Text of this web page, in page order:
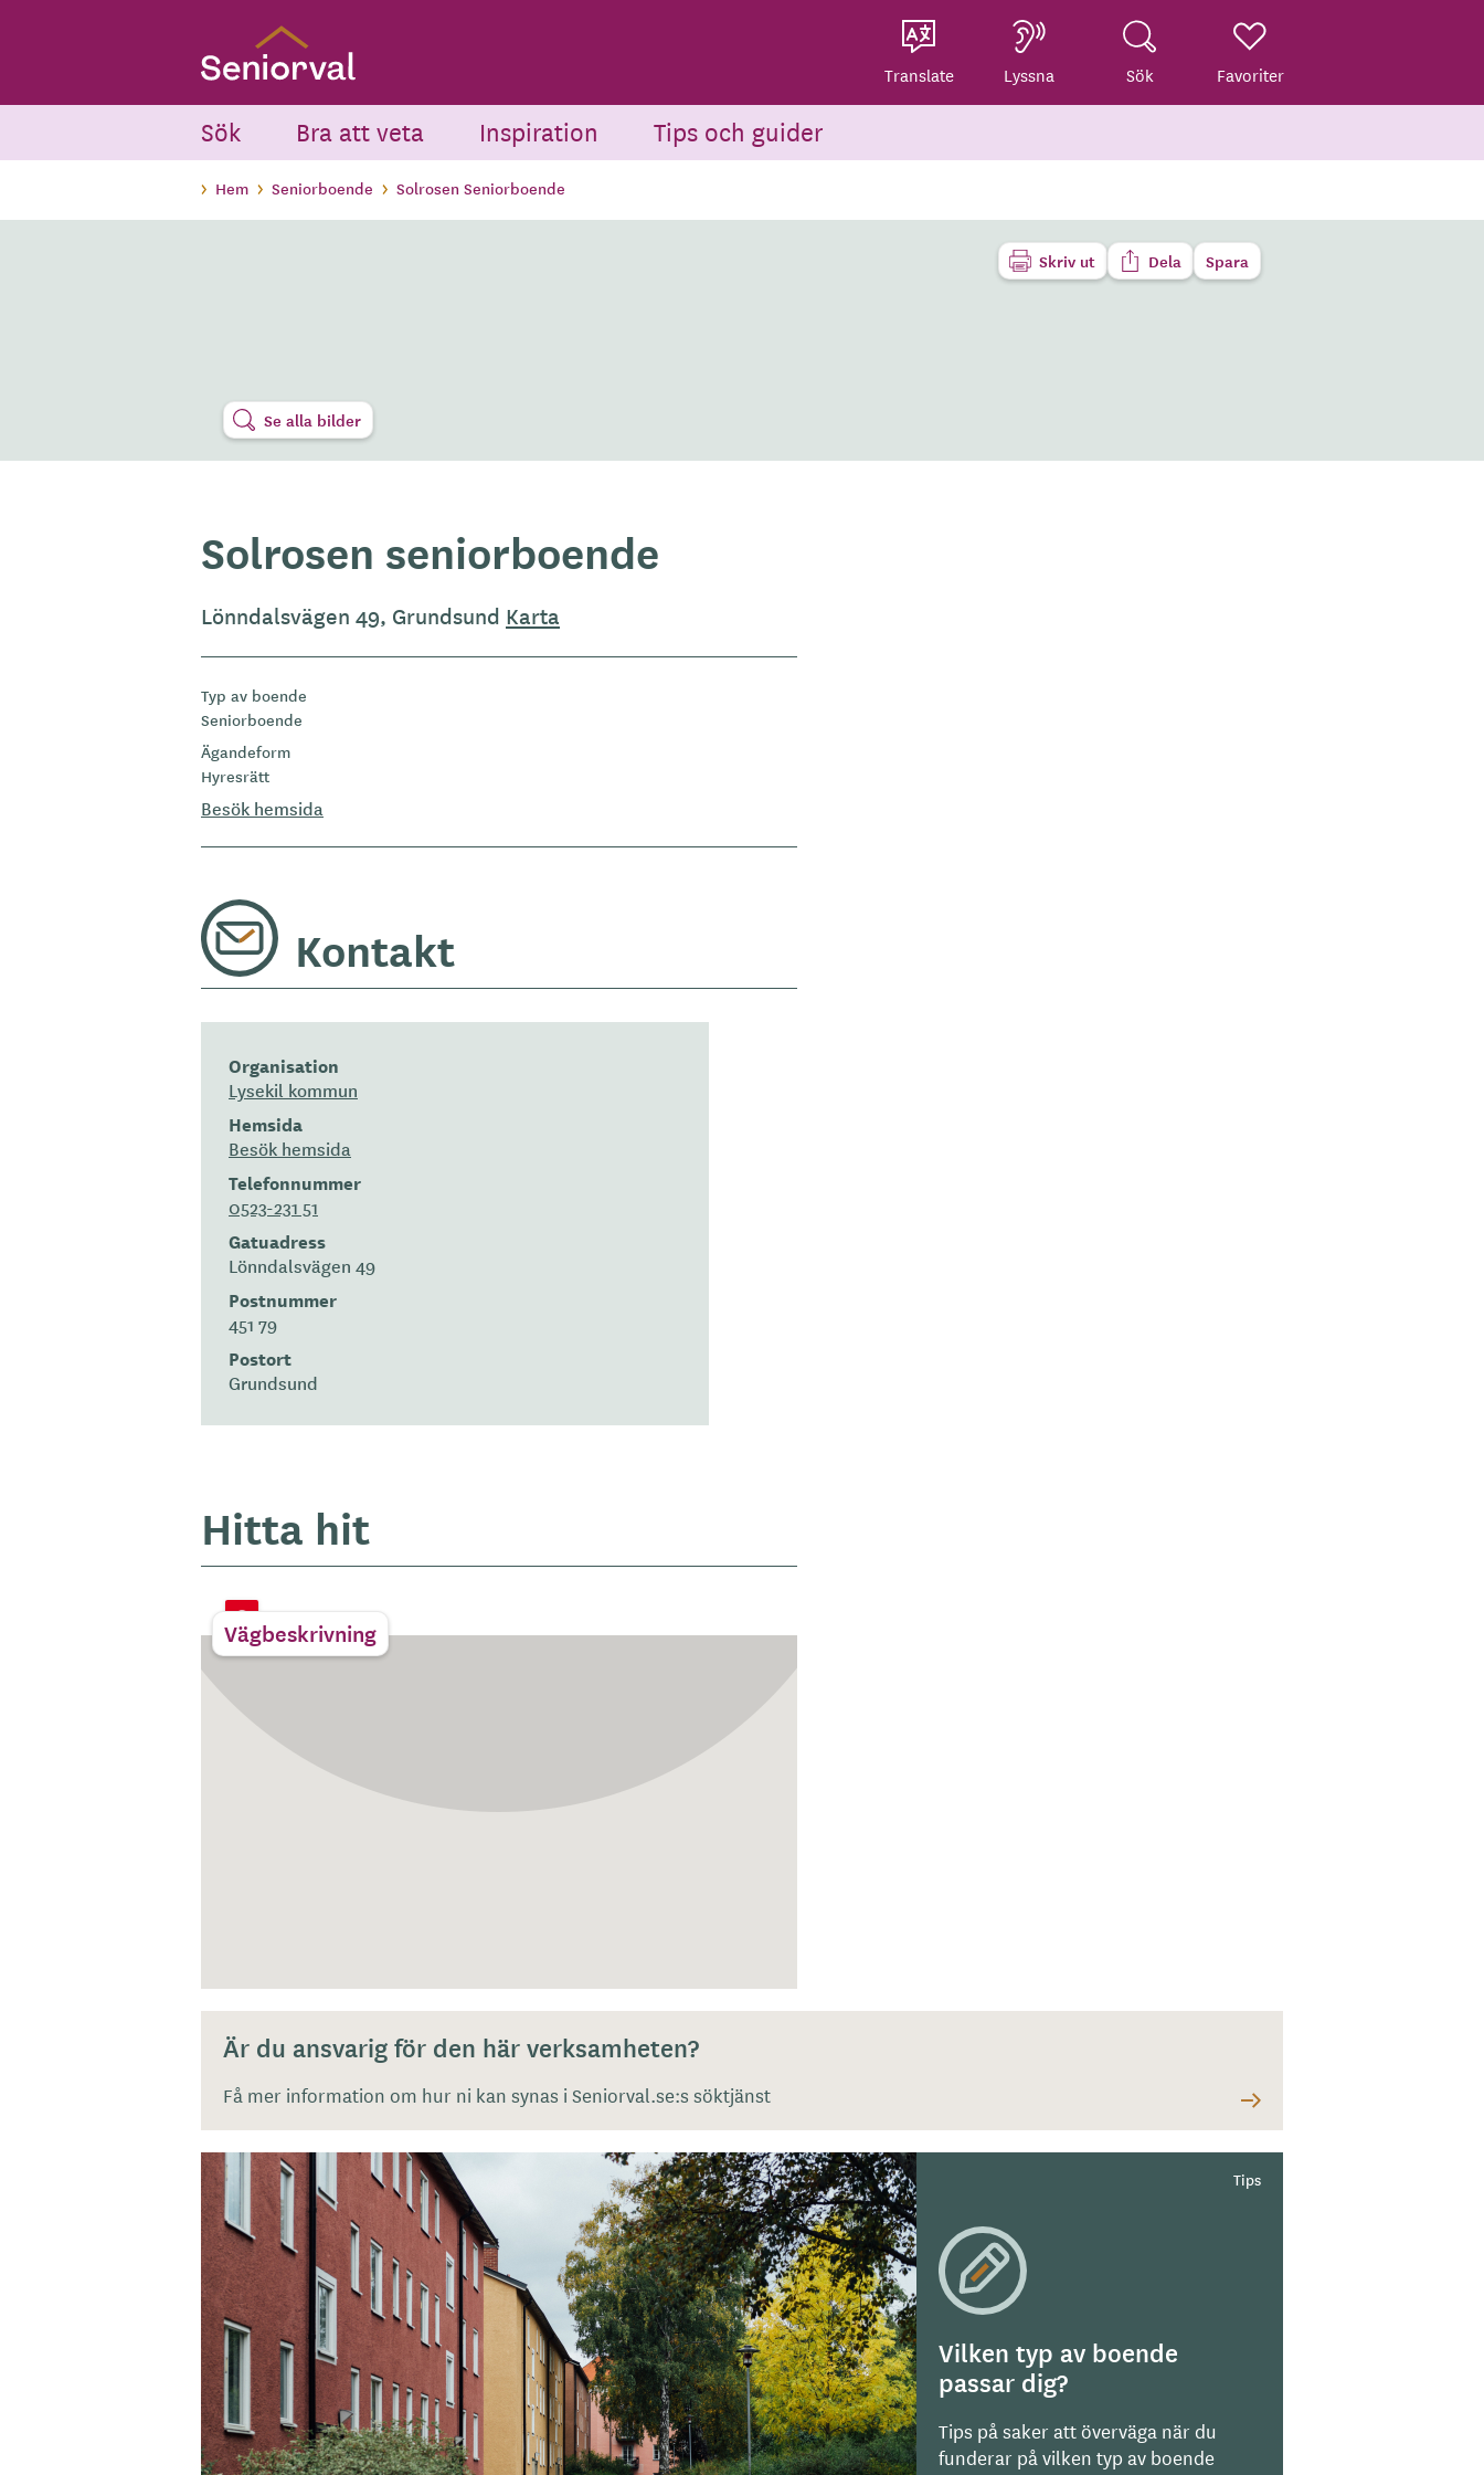
Translate Lyssna Sök Favoriter
Sök Bra att veta Inspiration Tips och guider
Hem Seniorboende Solrosen Seniorboende
Skriv ut Dela Spara
Se alla bilder
Solrosen seniorboende
Lönndalsvägen 49, Grundsund Karta
Typ av boende
Seniorboende
Ägandeform
Hyresrätt
Besök hemsida
Kontakt
Organisation
Lysekil kommun
Hemsida
Besök hemsida
Telefonnummer
0523-231 51
Gatuadress
Lönndalsvägen 49
Postnummer
451 79
Postort
Grundsund
Hitta hit
Vägbeskrivning
Är du ansvarig för den här verksamheten?
Få mer information om hur ni kan synas i Seniorval.se:s söktjänst
Vilken typ av boende
passar dig?
Tips på saker att överväga när du
funderar på vilken typ av boende